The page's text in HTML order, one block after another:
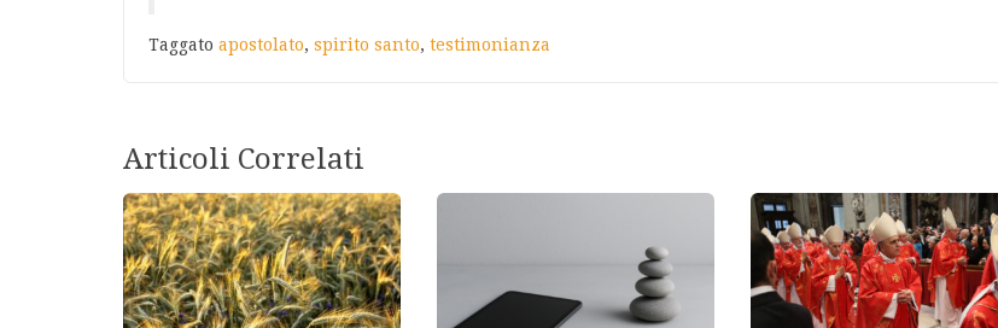
Taggato apostolato, spirito santo, testimonianza
Articoli Correlati